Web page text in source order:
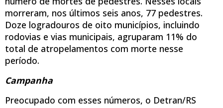
morreram, nos últimos seis anos, 77 pedestres.
Doze logradouros de oito municípios, incluindo
rodovias e vias municipais, agruparam 11% do
total de atropelamentos com morte nesse
período.
Campanha
Preocupado com esses números, o Detran/RS